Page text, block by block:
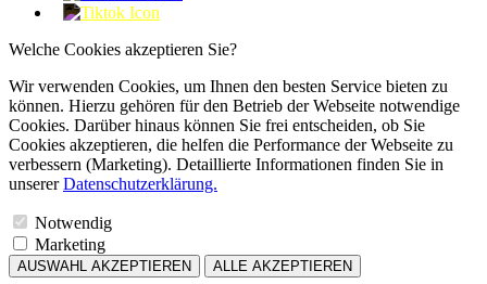
Welche Cookies akzeptieren Sie?
Wir verwenden Cookies, um Ihnen den besten Service bieten zu
können. Hierzu gehören für den Betrieb der Webseite notwendige
Cookies. Darüber hinaus können Sie frei entscheiden, ob Sie
Cookies akzeptieren, die helfen die Performance der Webseite zu
verbessern (Marketing). Detaillierte Informationen finden Sie in
unsererDatenschutzerklärung.
Notwendig
Marketing
AUSWAHL AKZEPTIEREN ALLE AKZEPTIEREN